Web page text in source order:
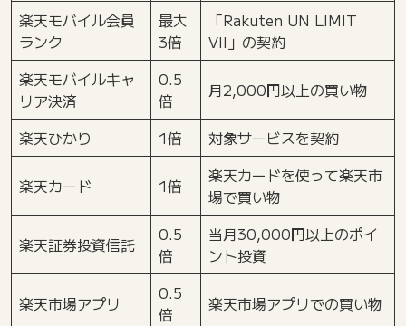
楽天モバイル会員
ランク
最大
3倍
「Rakuten UN LIMIT
VII」の契約
楽天モバイルキャ
リア決済
0.5
倍
月2,000円以上の買い物
楽天ひかり 1倍 対象サービスを契約
楽天カード 1倍
楽天カードを使って楽天市
場で買い物
楽天証券投資信託
0.5
倍
当月30,000円以上のポイ
ント投資
楽天市場アプリ
0.5
倍
楽天市場アプリでの買い物